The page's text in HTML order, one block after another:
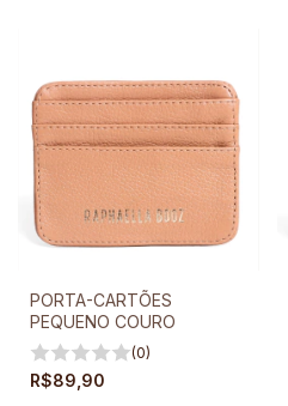
PORTA-CARTÕES
PEQUENO COURO
(0)
R$89,90